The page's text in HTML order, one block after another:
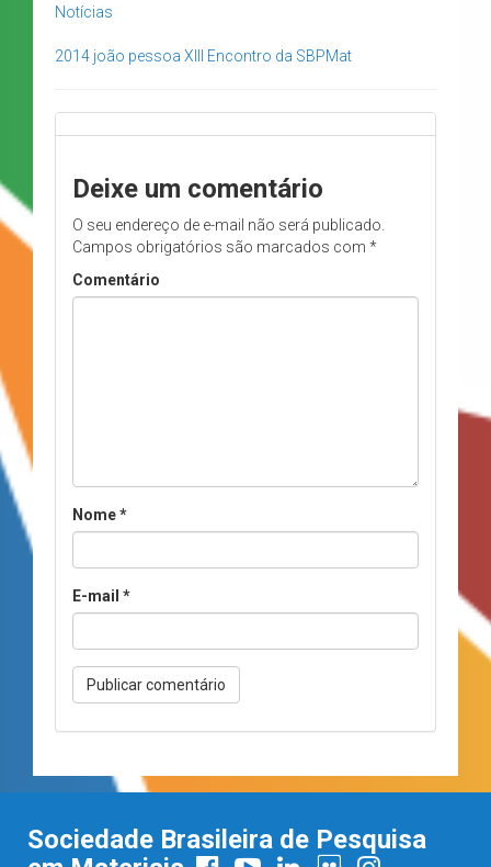
Notícias
2014 joão pessoa XIII Encontro da SBPMat
Deixe um comentário
O seu endereço de e-mail não será publicado.
Campos obrigatórios são marcados com *
Comentário
Nome*
E-mail *
Sociedade Brasileira de Pesquisa